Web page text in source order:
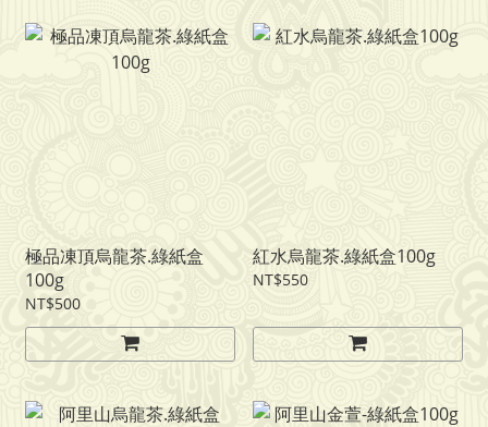
極品凍頂烏龍茶.綠紙盒
100g
NT$500
紅水烏龍茶.綠紙盒100g
NT$550